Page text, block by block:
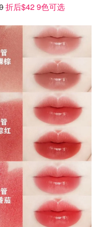
折后$42 9色可选